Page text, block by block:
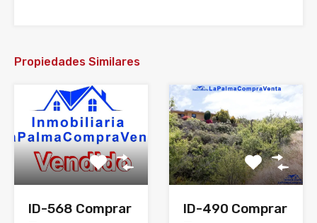
Propiedades Similares
ID-568 Comprar
ID-490 Comprar